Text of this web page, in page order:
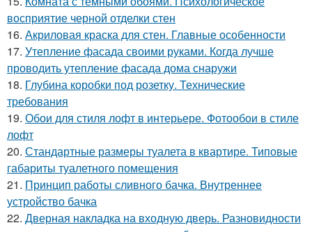
восприятие черной отделки стен
16. Акриловая краска для стен. Главные особенности
17. Утепление фасада своими руками. Когда лучше
проводить утепление фасада дома снаружи
18. Глубина коробки под розетку. Технические
требования
19. Обои для стиля лофт в интерьере. Фотообои в стиле
лофт
20. Стандартные размеры туалета в квартире. Типовые
габариты туалетного помещения
21. Принцип работы сливного бачка. Внутреннее
устройство бачка
22. Дверная накладка на входную дверь. Разновидности